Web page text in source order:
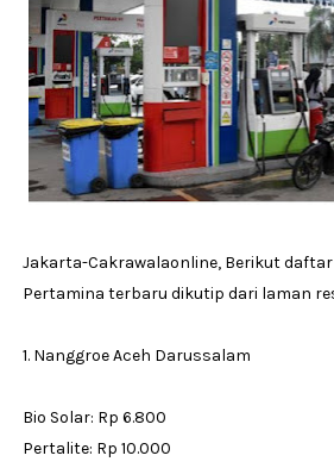
Jakarta-Cakrawalaonline, Berikut
Pertamina terbaru dikutip dari laman
1. Nanggroe Aceh Darussalam
Bio Solar: Rp 6.800
Pertalite: Rp 10.000